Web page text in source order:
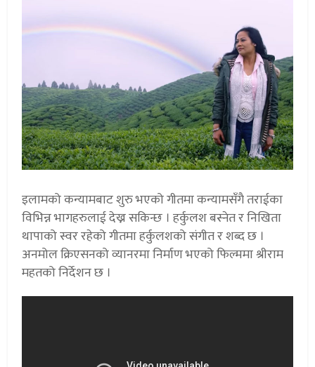
इलामको कन्यामबाट शुरु भएको गीतमा कन्यामसँगै तराईका
विभिन्न भागहरुलाई देख्न सकिन्छ । हर्कुलश बस्नेत र निखिता
थापाको स्वर रहेको गीतमा हर्कुलशको संगीत र शब्द छ ।
अनमोल क्रिएसनको व्यानरमा निर्माण भएको फिल्ममा श्रीराम
महतको निर्देशन छ ।